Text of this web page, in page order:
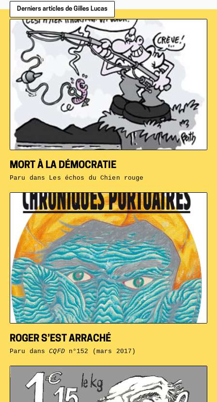
Derniers articles de Gilles Lucas
ROGER S’EST ARRACHÉ
Paru dansCQFDn°152 (mars 2017)
MORT À LA DÉMOCRATIE
Paru dans Les échos du Chien rouge